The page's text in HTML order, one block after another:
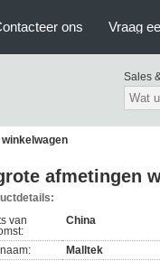
ons Vraag
Sales
afmetingen
van
China
Malltek